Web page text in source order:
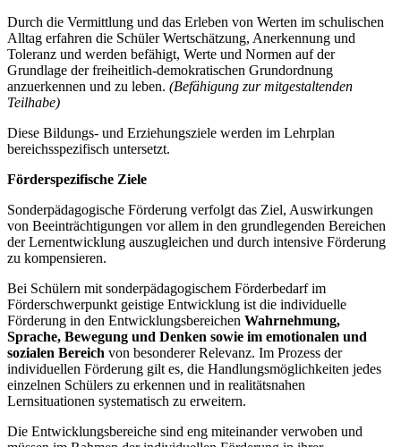
Durch die Vermittlung und das Erleben von Werten im schulischen
Alltag erfahren die Schüler Wertschätzung, Anerkennung und
Toleranz und werden befähigt, Werte und Normen auf der
Grundlage der freiheitlich-demokratischen Grundordnung
anzuerkennen und zu leben. (Befähigung zur mitgestaltenden
Teilhabe)
Diese Bildungs- und Erziehungsziele werden im Lehrplan
bereichsspezifisch untersetzt.
Förderspezifische Ziele
Sonderpädagogische Förderung verfolgt das Ziel, Auswirkungen
von Beeinträchtigungen vor allem in den grundlegenden Bereichen
der Lernentwicklung auszugleichen und durch intensive Förderung
zu kompensieren.
Bei Schülern mit sonderpädagogischem Förderbedarf im
Förderschwerpunkt geistige Entwicklung ist die individuelle
Förderung in den Entwicklungsbereichen Wahrnehmung,
Sprache, Bewegung und Denken sowie im emotionalen und
sozialen Bereich von besonderer Relevanz. Im Prozess der
individuellen Förderung gilt es, die Handlungsmöglichkeiten jedes
einzelnen Schülers zu erkennen und in realitätsnahen
Lernsituationen systematisch zu erweitern.
Die Entwicklungsbereiche sind eng miteinander verwoben und